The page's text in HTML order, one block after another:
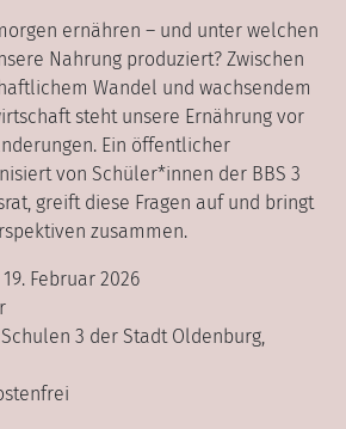
ernähren – und unter welchen
Nahrung produziert? Zwischen
Wandel und wachsendem
steht unsere Ernährung vor
Ein öffentlicher
von Schüler*innen der BBS 3
greift diese Fragen auf und bringt
zusammen.
Februar 2026
3 der Stadt Oldenburg,